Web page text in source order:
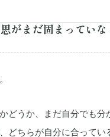
がまだ固まってい
かどうか、まだ自分でも分
どちらが自分に合ってい